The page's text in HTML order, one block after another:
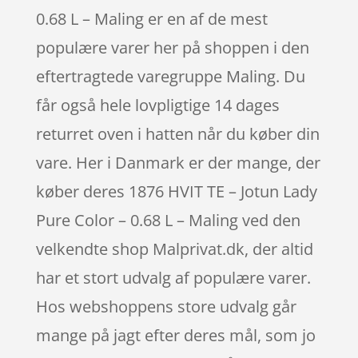
0.68 L – Maling er en af de mest
populære varer her på shoppen i den
eftertragtede varegruppe Maling. Du
får også hele lovpligtige 14 dages
returret oven i hatten når du køber din
vare. Her i Danmark er der mange, der
køber deres 1876 HVIT TE – Jotun Lady
Pure Color – 0.68 L – Maling ved den
velkendte shop Malprivat.dk, der altid
har et stort udvalg af populære varer.
Hos webshoppens store udvalg går
mange på jagt efter deres mål, som jo